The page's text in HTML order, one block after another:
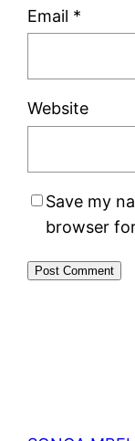
Email *
Website
Save my
browser